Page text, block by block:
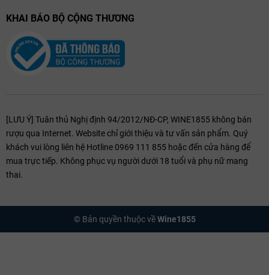
thưởng thức ngay hay lưu trữ lâu dài, đây vẫn là một tuyệt phẩm
xứng đáng có mặt trong bộ sưu tập của những người yêu
KHAI BÁO BỘ CỘNG THƯƠNG
[LƯU Ý] Tuân thủ Nghị định 94/2012/NĐ-CP, WINE1855 không bán
rượu qua Internet. Website chỉ giới thiệu và tư vấn sản phẩm. Quý
khách vui lòng liên hệ Hotline 0969 111 855 hoặc đến cửa hàng để
mua trực tiếp. Không phục vụ người dưới 18 tuổi và phụ nữ mang
thai.
© Bản quyền thuộc vềWine1855